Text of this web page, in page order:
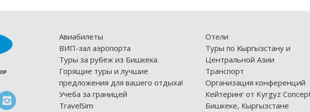
Авиабилеты
ВИП-зал аэропорта
Туры за рубеж из Бишкека.
Горящие туры и лучшие
предложения для вашего отдыха!
Учеба за границей
TravelSim
Отели
Туры по Кыргызстану и
Центральной Азии
Транспорт
Организация конференций
Кейтеринг от Kyrgyz
Бишкеке, Кыргызстане